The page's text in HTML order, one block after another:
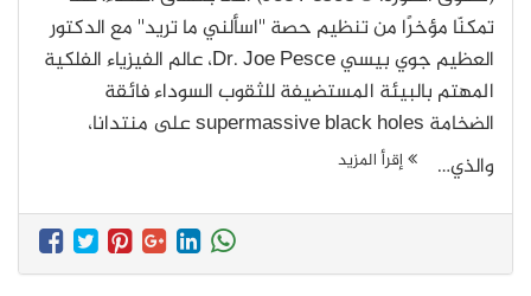
تمكنّا مؤخرًا من تنظيم حصة ''اسألني ما تريد'' مع الدكتور
العظيم جوي بيسي Dr. Joe Pesce، عالم الفيزياء الفلكية
المهتم بالبيئة المستضيفة للثقوب السوداء فائقة
الضخامة supermassive black holes على منتدانا،
والذي…
إقرأ المزيد